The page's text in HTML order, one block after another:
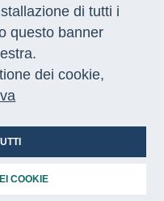
per
di tutti i
questo banner
dei cookie,
COOKIE